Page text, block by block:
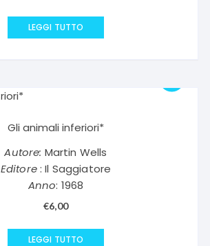
LEGGI TUTTO
Gli animali inferiori*
Autore: Martin Wells
Editore: Il Saggiatore
Anno: 1968
€6,00
LEGGI TUTTO